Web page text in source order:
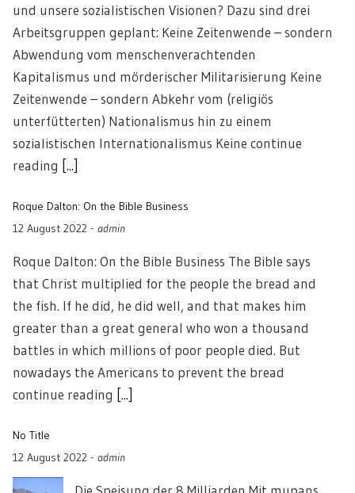
und unsere sozialistischen Visionen? Dazu sind drei
Arbeitsgruppen geplant: Keine Zeitenwende – sondern
Abwendung vom menschenverachtenden
Kapitalismus und mörderischer Militarisierung Keine
Zeitenwende – sondern Abkehr vom (religiös
unterfütterten) Nationalismus hin zu einem
sozialistischen Internationalismus Keine continue
reading [...]
Roque Dalton: On the Bible Business
12 August 2022 - admin
Roque Dalton: On the Bible Business The Bible says
that Christ multiplied for the people the bread and
the fish. If he did, he did well, and that makes him
greater than a great general who won a thousand
battles in which millions of poor people died. But
nowadays the Americans to prevent the bread
continue reading [...]
No Title
12 August 2022 - admin